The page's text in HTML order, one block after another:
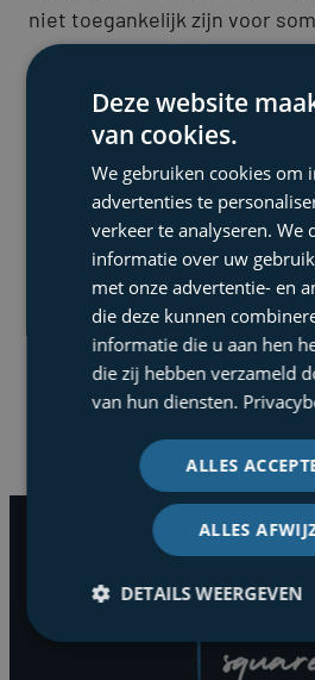
niet toegankelijk zijn voor
Contactgegevens
Heb je vragen of
toegankelijkheid van onze
neem dan contact met ons
Ons contactformulier of via
kurt.de.haen@taxsquare.be
Deze verklaring werd
De laatste herziening van de
plaats op
16/12/2025
Deze website
van cookies.
We gebruiken cookies om
advertenties te
verkeer te analyseren. We
informatie over uw
met onze advertentie- en
die deze kunnen
informatie die u aan hen
die zij hebben verzameld
van hun diensten.
ALLES
ALLES
DETAILS WEERGEVEN